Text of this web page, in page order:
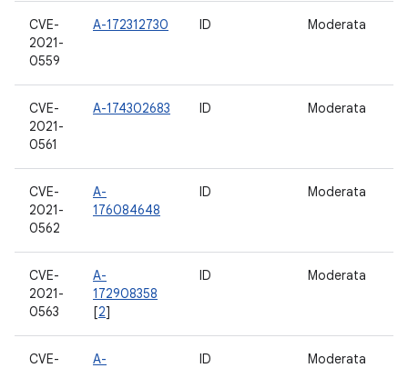
CVE-
2021-
0559
A-172312730 ID Moderata
CVE-
2021-
0561
A-174302683 ID Moderata
CVE-
2021-
0562
A-
176084648
ID Moderata
CVE-
2021-
0563
A-
172908358
[2]
ID Moderata
CVE-
A-
ID Moderata